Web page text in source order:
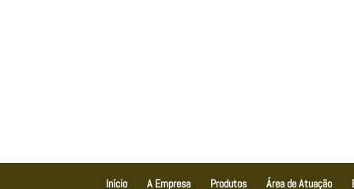
Início A Empresa Produtos Área de Atuação